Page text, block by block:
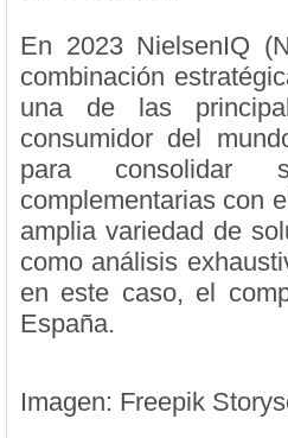
En 2023 NielsenIQ
combinación
una de las
consumidor del
para consolidar
complementarias con
amplia variedad de
como análisis
en este caso, el
España.
Imagen: Freepik